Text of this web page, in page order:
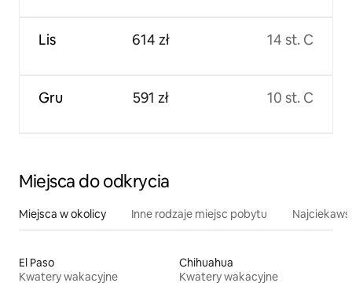
Lis
Gru
614 zł
591 zł
14 st. C
10 st. C
Miejsca do odkrycia
Miejsca w okolicy Inne rodzaje miejsc pobytu
El Paso
Kwatery wakacyjne
Chihuahua
Kwatery wakacyjne